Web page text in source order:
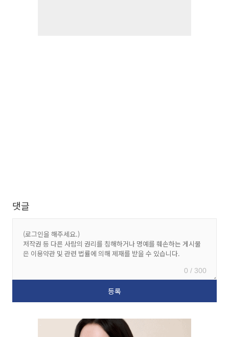
댓글
0 / 300